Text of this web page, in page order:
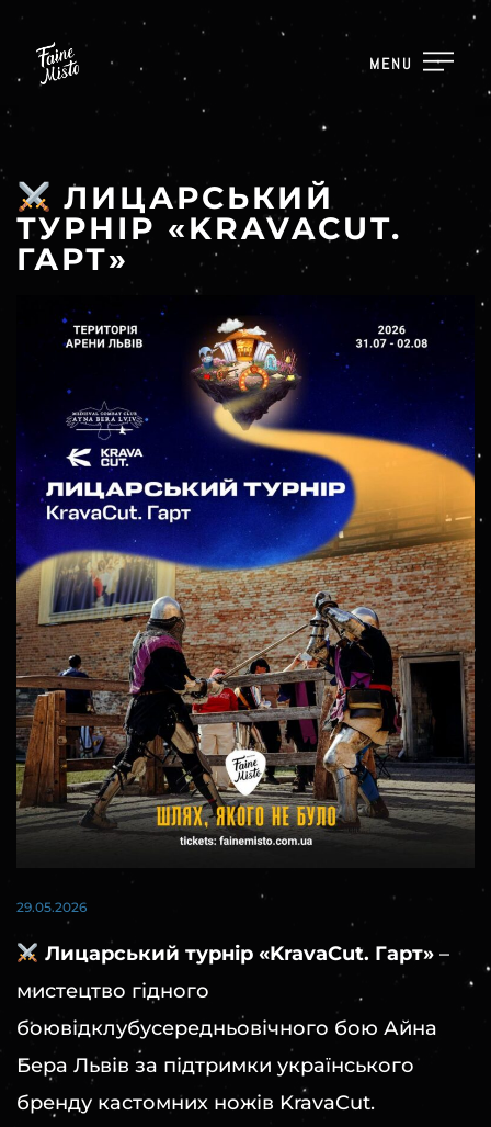
MENU
ЛИЦАРСЬКИЙ
ТУРНІР «KRAVACUT.
ГАРТ»
29.05.2026
Лицарський турнір «KravaCut. Гарт» –
мистецтво гідного
боювідклубусередньовічного бою Айна
Бера Львів за підтримки українського
бренду кастомних ножів KravaCut.